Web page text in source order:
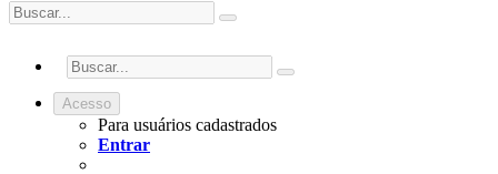
Acesso
Para usuários cadastrados
Entrar